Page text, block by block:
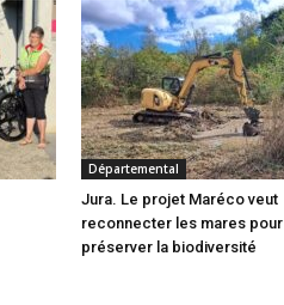
Départemental
Jura. Le projet Maréco veut
reconnecter les mares pour
préserver la biodiversité